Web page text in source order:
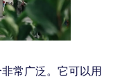
常广泛。它可以用